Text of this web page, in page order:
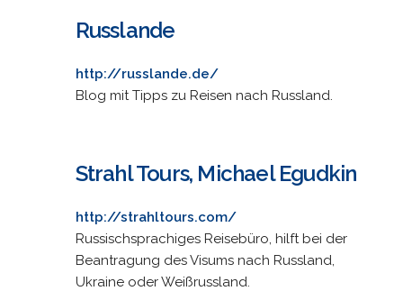
Russlande
http://russlande.de/
Blog mit Tipps zu Reisen nach Russland.
Strahl Tours, Michael Egudkin
http://strahltours.com/
Russischsprachiges Reisebüro, hilft bei der
Beantragung des Visums nach Russland,
Ukraine oder Weißrussland.